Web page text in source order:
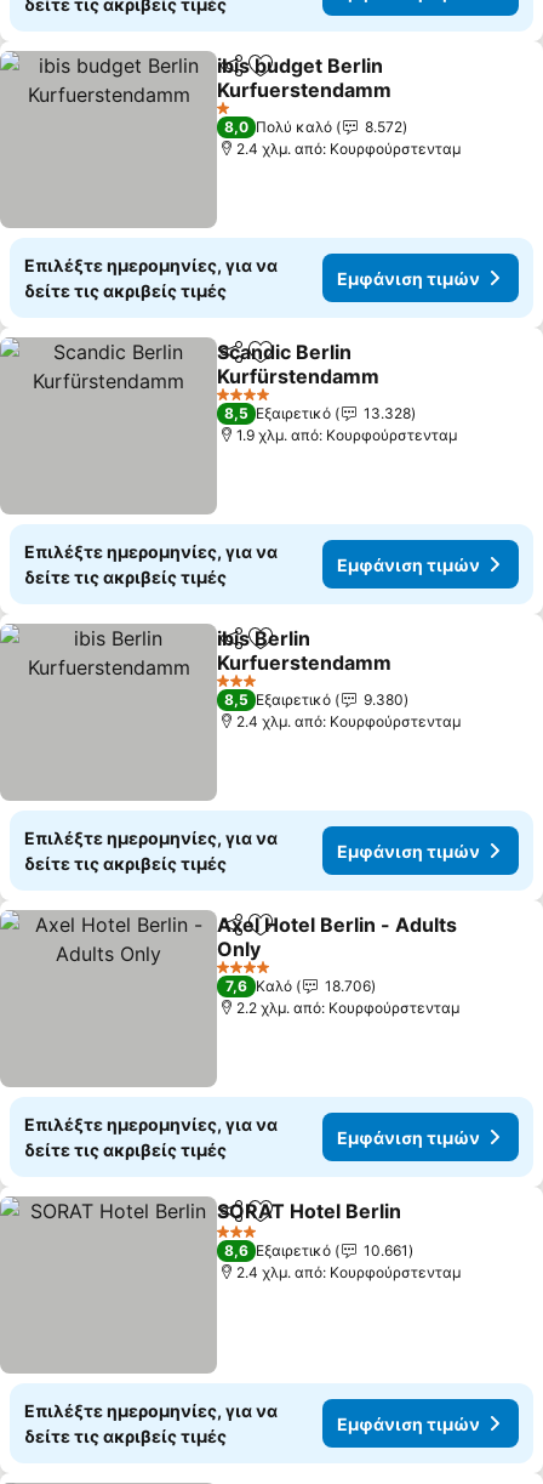
δείτε τις ακριβείς τιμές
Κοινοποίηση
Προσθήκη στα αγαπημένα
ibis budget Berlin
Kurfuerstendamm
Εμφάνιση τιμών
1 Αστέρια
8,0 Πολύ καλό
8.572
2.4 χλμ. από: Κουρφούρστενταμ
Επιλέξτε ημερομηνίες, για να
δείτε τις ακριβείς τιμές
Εμφάνιση τιμών
Κοινοποίηση
Προσθήκη στα αγαπημένα
Scandic Berlin
Kurfürstendamm
Εμφάνιση τιμών
4 Αστέρια
8,5 Εξαιρετικό
13.328
1.9 χλμ. από: Κουρφούρστενταμ
Επιλέξτε ημερομηνίες, για να
δείτε τις ακριβείς τιμές
Εμφάνιση τιμών
Κοινοποίηση
Προσθήκη στα αγαπημένα
ibis Berlin
Kurfuerstendamm
Εμφάνιση τιμών
3 Αστέρια
8,5 Εξαιρετικό
9.380
2.4 χλμ. από: Κουρφούρστενταμ
Επιλέξτε ημερομηνίες, για να
δείτε τις ακριβείς τιμές
Εμφάνιση τιμών
Κοινοποίηση
Προσθήκη στα αγαπημένα
Axel Hotel Berlin - Adults
Only
Εμφάνιση τιμών
4 Αστέρια
7,6 Καλό
18.706
2.2 χλμ. από: Κουρφούρστενταμ
Επιλέξτε ημερομηνίες, για να
δείτε τις ακριβείς τιμές
Εμφάνιση τιμών
Κοινοποίηση
Προσθήκη στα αγαπημένα
SORAT Hotel Berlin
3 Αστέρια
8,6 Εξαιρετικό
10.661
2.4 χλμ. από: Κουρφούρστενταμ
Επιλέξτε ημερομηνίες, για να
δείτε τις ακριβείς τιμές
Εμφάνιση τιμών